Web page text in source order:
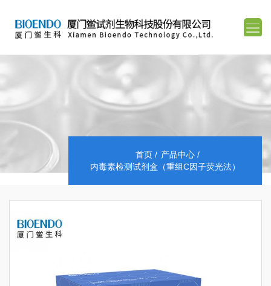
首页
产品中心
内毒素检测试剂盒（重组C因子荧光法）